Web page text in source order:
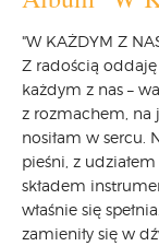
"W KAŻDYM Z
Z radością
każdym z nas –
z rozmachem, na
nosiłam w sercu.
pieśni, z
składem
właśnie się
zamieniły się w